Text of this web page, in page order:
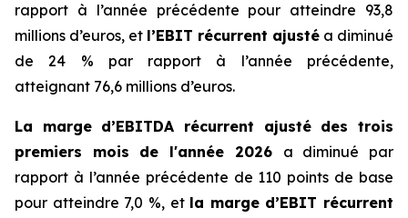
rapport à l’année précédente pour atteindre 93,8
millions d’euros, et l’EBIT récurrent ajusté a diminué
de 24 % par rapport à l’année précédente,
atteignant 76,6 millions d’euros.
La marge d’EBITDA récurrent ajusté des trois
premiers mois de l'année 2026 a diminué par
rapport à l’année précédente de 110 points de base
pour atteindre 7,0 %, et la marge d’EBIT récurrent